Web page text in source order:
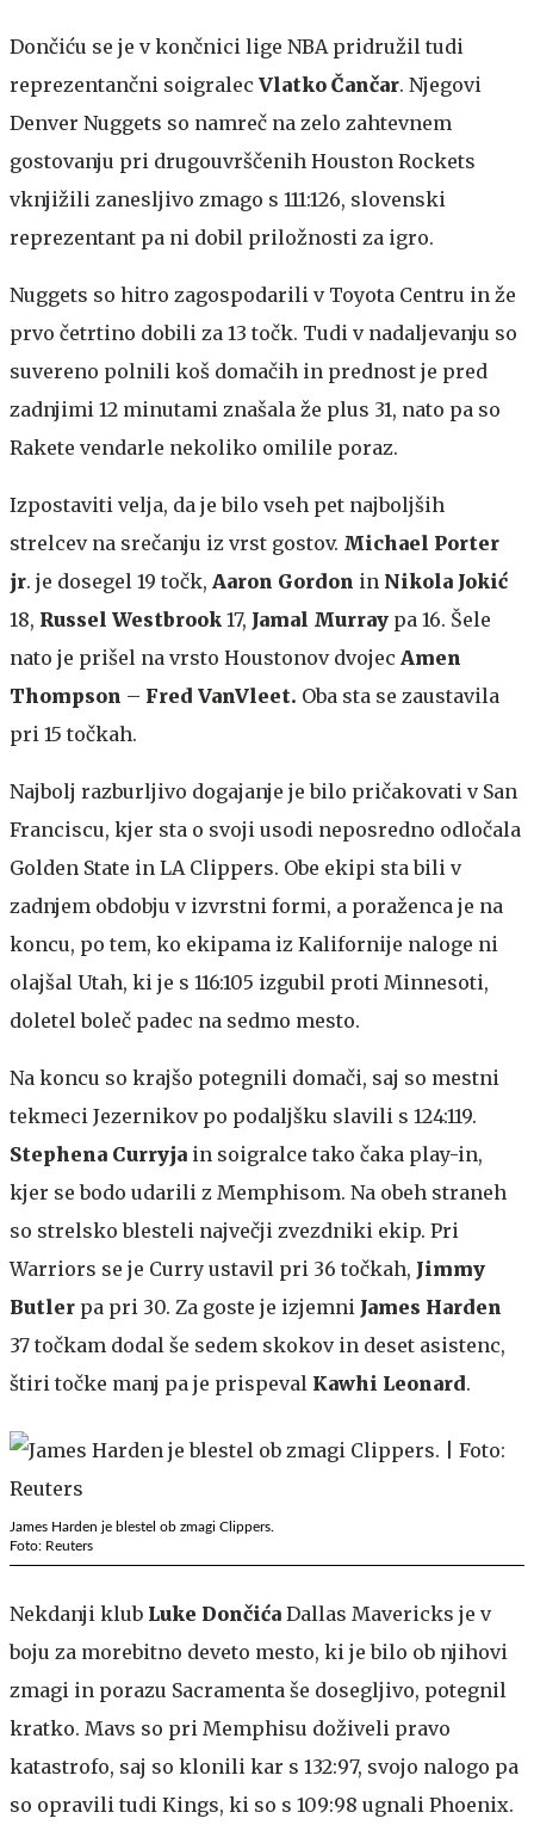
Dončiću se je v končnici lige NBA pridružil tudi
reprezentančni soigralec Vlatko Čančar. Njegovi
Denver Nuggets so namreč na zelo zahtevnem
gostovanju pri drugouvrščenih Houston Rockets
vknjižili zanesljivo zmago s 111:126, slovenski
reprezentant pa ni dobil priložnosti za igro.
Nuggets so hitro zagospodarili v Toyota Centru in že
prvo četrtino dobili za 13 točk. Tudi v nadaljevanju so
suvereno polnili koš domačih in prednost je pred
zadnjimi 12 minutami znašala že plus 31, nato pa so
Rakete vendarle nekoliko omilile poraz.
Izpostaviti velja, da je bilo vseh pet najboljših
strelcev na srečanju iz vrst gostov. Michael Porter
jr. je dosegel 19 točk, Aaron Gordon in Nikola Jokić
18, Russel Westbrook 17, Jamal Murray pa 16. Šele
nato je prišel na vrsto Houstonov dvojec Amen
Thompson – Fred VanVleet. Oba sta se zaustavila
pri 15 točkah.
Najbolj razburljivo dogajanje je bilo pričakovati v San
Franciscu, kjer sta o svoji usodi neposredno odločala
Golden State in LA Clippers. Obe ekipi sta bili v
zadnjem obdobju v izvrstni formi, a poraženca je na
koncu, po tem, ko ekipama iz Kalifornije naloge ni
olajšal Utah, ki je s 116:105 izgubil proti Minnesoti,
doletel boleč padec na sedmo mesto.
Na koncu so krajšo potegnili domači, saj so mestni
tekmeci Jezernikov po podaljšku slavili s 124:119.
Stephena Curryja in soigralce tako čaka play-in,
kjer se bodo udarili z Memphisom. Na obeh straneh
so strelsko blesteli največji zvezdniki ekip. Pri
Warriors se je Curry ustavil pri 36 točkah, Jimmy
Butler pa pri 30. Za goste je izjemni James Harden
37 točkam dodal še sedem skokov in deset asistenc,
štiri točke manj pa je prispeval Kawhi Leonard.
James Harden je blestel ob zmagi Clippers.
Foto: Reuters
Nekdanji klub Luke Dončića Dallas Mavericks je v
boju za morebitno deveto mesto, ki je bilo ob njihovi
zmagi in porazu Sacramenta še dosegljivo, potegnil
kratko. Mavs so pri Memphisu doživeli pravo
katastrofo, saj so klonili kar s 132:97, svojo nalogo pa
so opravili tudi Kings, ki so s 109:98 ugnali Phoenix.